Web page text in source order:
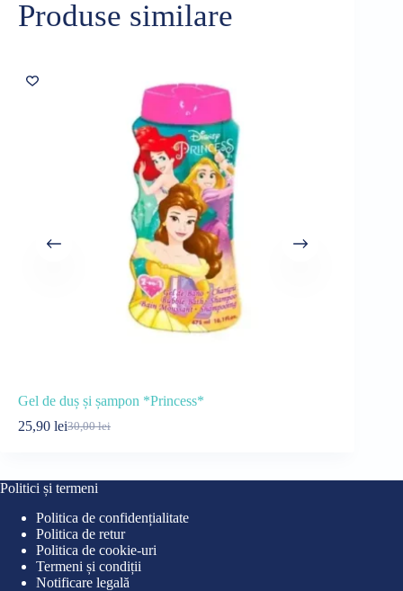
Produse similare
Gel de duș și șampon *Princess*
30,00lei
Prețul
fost:
30,00 lei.
25,90 leiPrețul
25,90 lei.
fost:
Politici și termeni
Politica de confidențialitate
Politica de retur
Politica de cookie-uri
Termeni și condiții
Notificare legală